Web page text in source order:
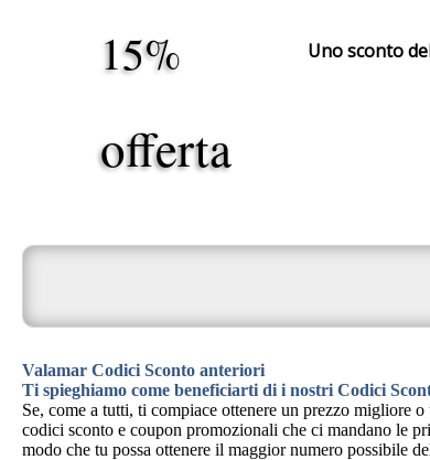
15%
Uno sconto
offerta
Valamar Codici Sconto anteriori
Ti spieghiamo come beneficiarti di i nostri Codici
Se, come a tutti, ti compiace ottenere un prezzo migliore
codici sconto e coupon promozionali che ci mandano le
modo che tu possa ottenere il maggior numero possibile